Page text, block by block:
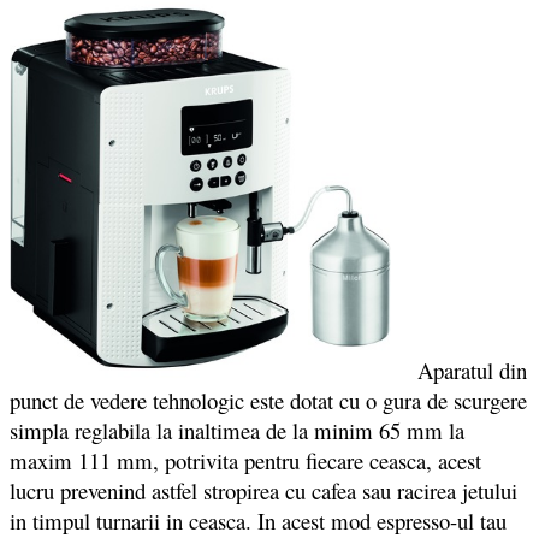
Aparatul din
punct de vedere tehnologic este dotat cu o gura de scurgere
simpla reglabila la inaltimea de la minim 65 mm la
maxim 111 mm, potrivita pentru fiecare ceasca, acest
lucru prevenind astfel stropirea cu cafea sau racirea jetului
in timpul turnarii in ceasca. In acest mod espresso-ul tau